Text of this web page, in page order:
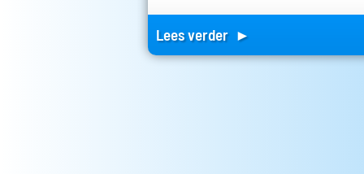
Lees verder ►